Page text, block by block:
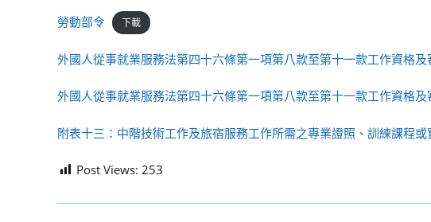
勞動部令 下載
外國人從事就業服務法第四十六條第一項第八款至第十一款工作資格
外國人從事就業服務法第四十六條第一項第八款至第十一款工作資格
附表十三：中階技術工作及旅宿服務工作所需之專業證照、訓練課程
Post Views: 253